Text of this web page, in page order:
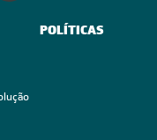
POLÍTICAS